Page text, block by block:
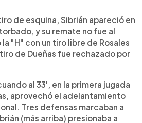
de esquina, Sibrián apareció en
y su remate no fue al
"H" con un tiro libre de Rosales
de Dueñas fue rechazado por
al 33', en la primera jugada
aprovechó el adelantamiento
Tres defensas marcaban a
(más arriba) presionaba a